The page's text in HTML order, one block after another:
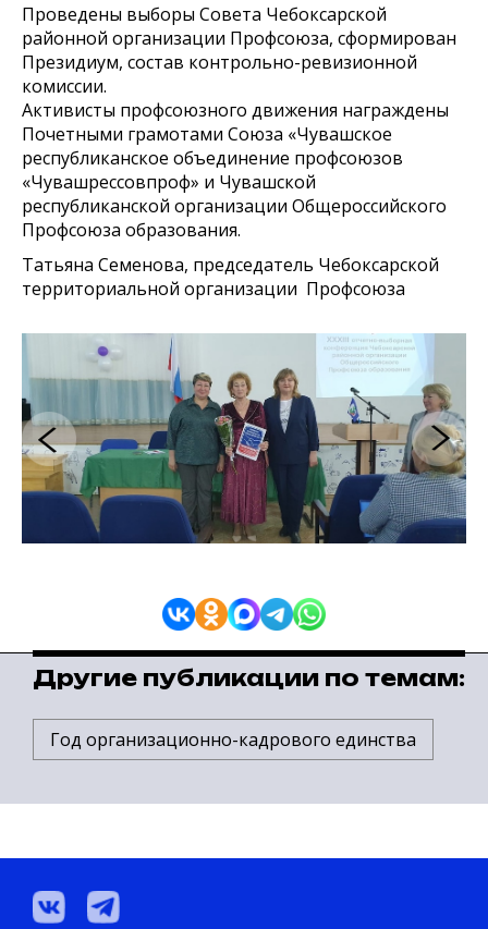
Проведены выборы Совета Чебоксарской
районной организации Профсоюза, сформирован
Президиум, состав контрольно-ревизионной
комиссии.
Активисты профсоюзного движения награждены
Почетными грамотами Союза «Чувашское
республиканское объединение профсоюзов
«Чувашрессовпроф» и Чувашской
республиканской организации Общероссийского
Профсоюза образования.
Татьяна Семенова, председатель Чебоксарской
территориальной организации Профсоюза
Другие публикации по темам:
Год организационно-кадрового единства